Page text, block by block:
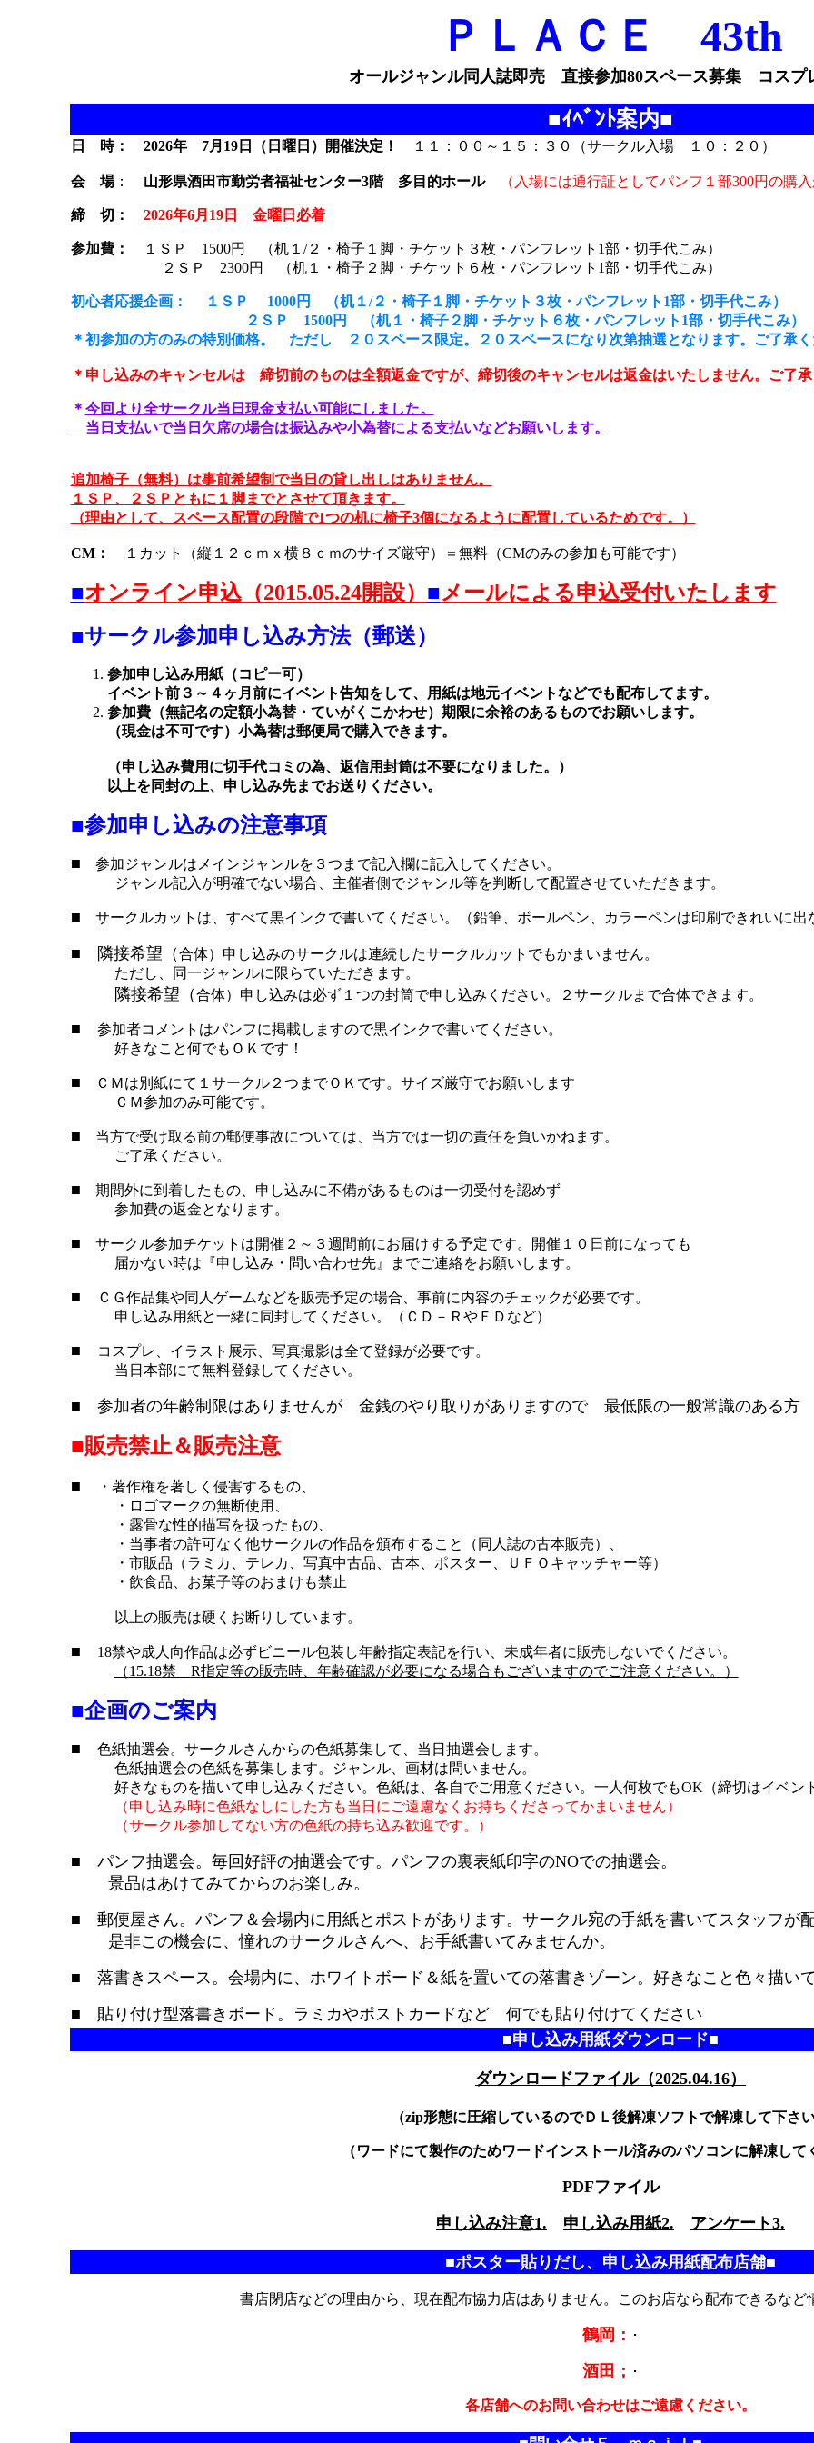
ＰＬＡＣＥ 43th
オールジャンル同人誌即売 直接参加80スペース募集 コスプ
■ｲﾍﾞﾝﾄ案内■
日 時： 2026年 7月19日（日曜日）開催決定！ １１：００～１５：３０（サークル入場 １０：２０）
会 場： 山形県酒田市勤労者福祉センター3階 多目的ホール（入場には通行証としてパンフ１部300円の購入
締 切： 2026年6月19日 金曜日必着
参加費： １ＳＰ 1500円 （机１/２・椅子１脚・チケット３枚 ・パンフレット1部・切手代こみ）
２ＳＰ 2300円 （机１・椅子２脚・チケット６枚 ・パンフレット1部・切手代こみ）
初心者応援企画： １ＳＰ 1000円 （机１/２・椅子１脚・チケット３枚・パンフレット1部・切手代こみ）
２ＳＰ 1500円 （机１・椅子２脚・チケット６枚・パンフレット1部・切手代こみ）
＊初参加の方のみの特別価格。 ただし ２０スペース限定。２０スペースになり次第抽選となります。ご了承く
＊申し込みのキャンセルは 締切前のものは全額返金ですが、締切後のキャンセルは返金はいたしません。ご了承
＊ 今回より全サークル当日現金支払い可能にしました。
当日支払いで当日欠席の場合は振込みや小為替による支払いなどお願いします。
追加椅子（無料）は事前希望制で当日の貸し出しはありません。
１ＳＰ、２ＳＰともに１脚までとさせて頂きます。
（理由として、スペース配置の段階で1つの机に椅子3個になるように配置しているためです。）
CM： １カット（縦１２ｃｍｘ横８ｃｍのサイズ厳守）＝無料（CMのみの参加も可能です）
■オンライン申込（2015.05.24開設） ■メールによる申込受付いたします
■サークル参加申し込み方法（郵送）
参加申し込み用紙（コピー可）
イベント前３～４ヶ月前にイベント告知をして、用紙は地元イベントなどでも配布してます。
参加費（無記名の定額小為替・ていがくこかわせ）期限に余裕のあるものでお願いします。
（現金は不可です）小為替は郵便局で購入できます。
（申し込み費用に切手代コミの為、返信用封筒は不要になりました。）
以上を同封の上、申し込み先までお送りください。
■参加申し込みの注意事項
■ 参加ジャンルはメインジャンルを３つまで記入欄に記入してください。
ジャンル記入が明確でない場合、主催者側でジャンル等を判断して配置させていただきます。
■ サークルカットは、すべて黒インクで書いてください。（鉛筆、ボールペン、カラーペンは印刷できれいに出
■ 隣接希望（合体）申し込みのサークルは連続したサークルカットでもかまいません。
ただし、同一ジャンルに限らていただきます。
隣接希望（合体）申し込みは必ず１つの封筒で申し込みください。２サークルまで合体できます。
■
参加者コメントはパンフに掲載しますので黒インクで書いてください。
好きなこと何でもＯＫです！
■ ＣＭは別紙にて１サークル２つまでＯＫです。サイズ厳守でお願いします
ＣＭ参加のみ可能です。
■ 当方で受け取る前の郵便事故については、当方では一切の責任を負いかねます。
ご了承ください。
■ 期間外に到着したもの、申し込みに不備があるものは一切受付を認めず
参加費の返金となります。
■ サークル参加チケットは開催２～３週間前にお届けする予定です。開催１０日前になっても
届かない時は『申し込み・問い合わせ先』までご連絡をお願いします。
■
ＣＧ作品集や同人ゲームなどを販売予定の場合、事前に内容のチェックが必要です。
申し込み用紙と一緒に同封してください。（ＣＤ－ＲやＦＤなど）
■
コスプレ、イラスト展示、写真撮影は全て登録が必要です。
当日本部にて無料登録してください。
■ 参加者の年齢制限はありませんが 金銭のやり取りがありますので 最低限の一般常識のある方
■販売禁止＆販売注意
■
・著作権を著しく侵害するもの、
・ロゴマークの無断使用、
・露骨な性的描写を扱ったもの、
・当事者の許可なく他サークルの作品を頒布すること（同人誌の古本販売）、
・市販品（ラミカ、テレカ、写真中古品、古本、ポスター、ＵＦＯキャッチャー等）
・飲食品、お菓子等のおまけも禁止
以上の販売は硬くお断りしています。
■ 18禁や成人向作品は必ずビニール包装し年齢指定表記を行い、未成年者に販売しないでください。
（15.18禁 R指定等の販売時、年齢確認が必要になる場合もございますのでご注意ください。）
■企画のご案内
■
色紙抽選会。サークルさんからの色紙募集して、当日抽選会します。
色紙抽選会の色紙を募集します。ジャンル、画材は問いません。
好きなものを描いて申し込みください。色紙は、各自でご用意ください。一人何枚でもOK（締切はイベント
（申し込み時に色紙なしにした方も当日にご遠慮なくお持ちくださってかまいません）
（サークル参加してない方の色紙の持ち込み歓迎です。）
■ パンフ抽選会。毎回好評の抽選会です。パンフの裏表紙印字のNOでの抽選会。
景品はあけてみてからのお楽しみ。
■ 郵便屋さん。パンフ＆会場内に用紙とポストがあります。サークル宛の手紙を書いてスタッフ
是非この機会に、憧れのサークルさんへ、お手紙書いてみませんか。
■ 落書きスペース。会場内に、ホワイトボード＆紙を置いての落書きゾーン。好きなこと色々描いて
■ 貼り付け型落書きボード。ラミカやポストカードなど 何でも貼り付けてください
■申し込み用紙ダウンロード■
ダウンロードファイル（2025.04.16）
（zip形態に圧縮しているのでＤＬ後解凍ソフトで解凍して下さい
（ワードにて製作のためワードインストール済みのパソコンに解凍して
PDFファイル
申し込み注意1.
申し込み用紙2. アンケート3.
■ポスター貼りだし、申し込み用紙配布店舗■
書店閉店などの理由から、現在配布協力店はありません。このお店なら配布できるなど
鶴岡： ･
酒田； ･
各店舗へのお問い合わせはご遠慮ください。